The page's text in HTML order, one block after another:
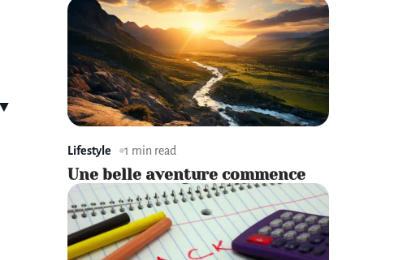
Lifestyle 1 min read
Une belle aventure commence